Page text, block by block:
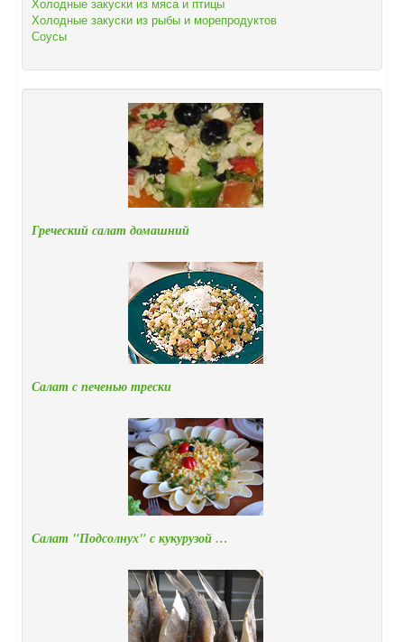
Холодные закуски из рыбы и морепродуктов
Соусы
Греческий салат домашний
Салат с печенью трески
Салат "Подсолнух" с кукурузой …